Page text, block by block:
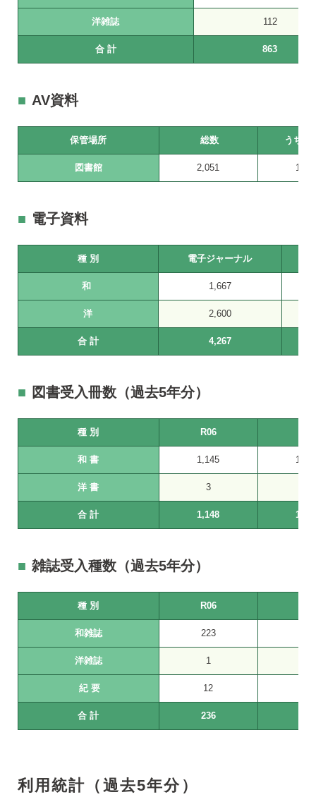
洋雑誌 112
合 計 863
AV資料
保管場所 総数 うちビ
図書館 2,051
電子資料
種 別 電子ジャーナル
和 1,667
洋 2,600
合 計 4,267
図書受入冊数（過去5年分）
種 別 R06
和 書 1,145
洋 書 3
合 計 1,148
雑誌受入種数（過去5年分）
種 別 R06
和雑誌 223
洋雑誌 1
紀 要 12
合 計 236
利用統計（過去5年分）